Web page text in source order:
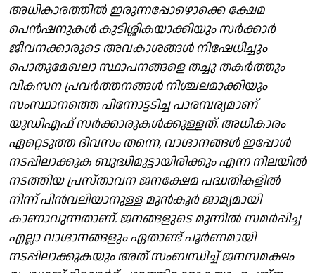
അധികാരത്തിൽ ഇരുന്നപ്പോഴൊക്കെ ക്ഷേമ
പെൻഷനുകൾ കുടിശ്ശികയാക്കിയും സർക്കാർ
ജീവനക്കാരുടെ അവകാശങ്ങൾ നിഷേധിച്ചും
പൊതുമേഖലാ സ്ഥാപനങ്ങളെ തച്ചു തകർത്തും
വികസന പ്രവർത്തനങ്ങൾ നിശ്ചലമാക്കിയും
സംസ്ഥാനത്തെ പിന്നോട്ടടിച്ച പാരമ്പര്യമാണ്
യുഡിഎഫ് സർക്കാരുകൾക്കുള്ളത്. അധികാരം
ഏറ്റെടുത്ത ദിവസം തന്നെ, വാഗ്ദാനങ്ങൾ ഇപ്പോൾ
നടപ്പിലാക്കുക ബുദ്ധിമുട്ടായിരിക്കും എന്ന നിലയിൽ
നടത്തിയ പ്രസ്താവന ജനക്ഷേമ പദ്ധതികളിൽ
നിന്ന് പിൻവലിയാനുള്ള മുൻകൂർ ജാമ്യമായി
കാണാവുന്നതാണ്. ജനങ്ങളുടെ മുന്നിൽ സമർപ്പിച്ച
എല്ലാ വാഗ്ദാനങ്ങളും ഏതാണ്ട് പൂർണമായി
നടപ്പിലാക്കുകയും അത് സംബന്ധിച്ച് ജനസമക്ഷം